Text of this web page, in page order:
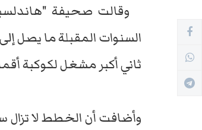
وقالت صحيفة
ثاني أكبر مشغل لكوكبة
وأضافت أن الخطط لا تزال